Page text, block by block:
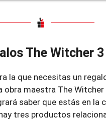
The Witcher 3
la que necesitas un
obra maestra The Witcher
saber que estás en la
tres productos